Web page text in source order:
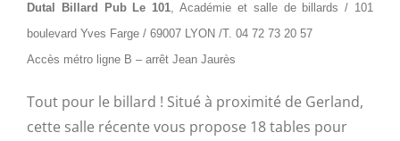
Dutal Billard Pub Le 101, Académie et salle de billards / 101
boulevard Yves Farge / 69007 LYON /T. 04 72 73 20 57
Accès métro ligne B – arrêt Jean Jaurès
Tout pour le billard ! Situé à proximité de Gerland,
cette salle récente vous propose 18 tables pour